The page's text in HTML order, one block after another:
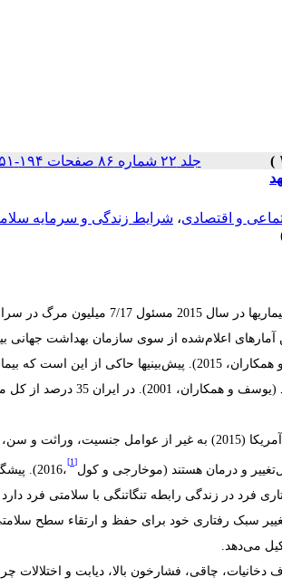
جلد ۲۲ شماره ۸۶ صفحات ۱۹۴-۱۵۱
و اقتصادی، شرایط زندگی و سرمایه
در سال 2015 مسئول 7/17
و همکاران، 2015
). پیش‌بینیها حاکی از این است که
و همکاران
، 2001). در ایران 35
عوامل متعددی در ابتلا به بیماریهای قلبی وجود دارند؛ بطوریکه «طبق گزارش انجمن قلب آمریکا (2015) به غیر از
و درمان هستند (موخارجی و کول
[1]
،2016).
فرد در زندگی رابطه تنگاتنگی با سلامتی فرد
و تغییر سبک رفتاری خود برای حفظ و ارتقاء سطح
می‌دهد.
چاقی، فشارخون بالا، دیابت و اختلالات